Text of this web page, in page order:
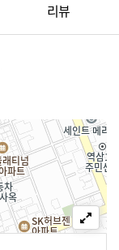
리뷰